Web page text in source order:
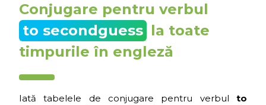
Conjugare pentru verbul
to secondguess la toate
timpurile în engleză
Iată tabelele de conjugare pentru verbul to